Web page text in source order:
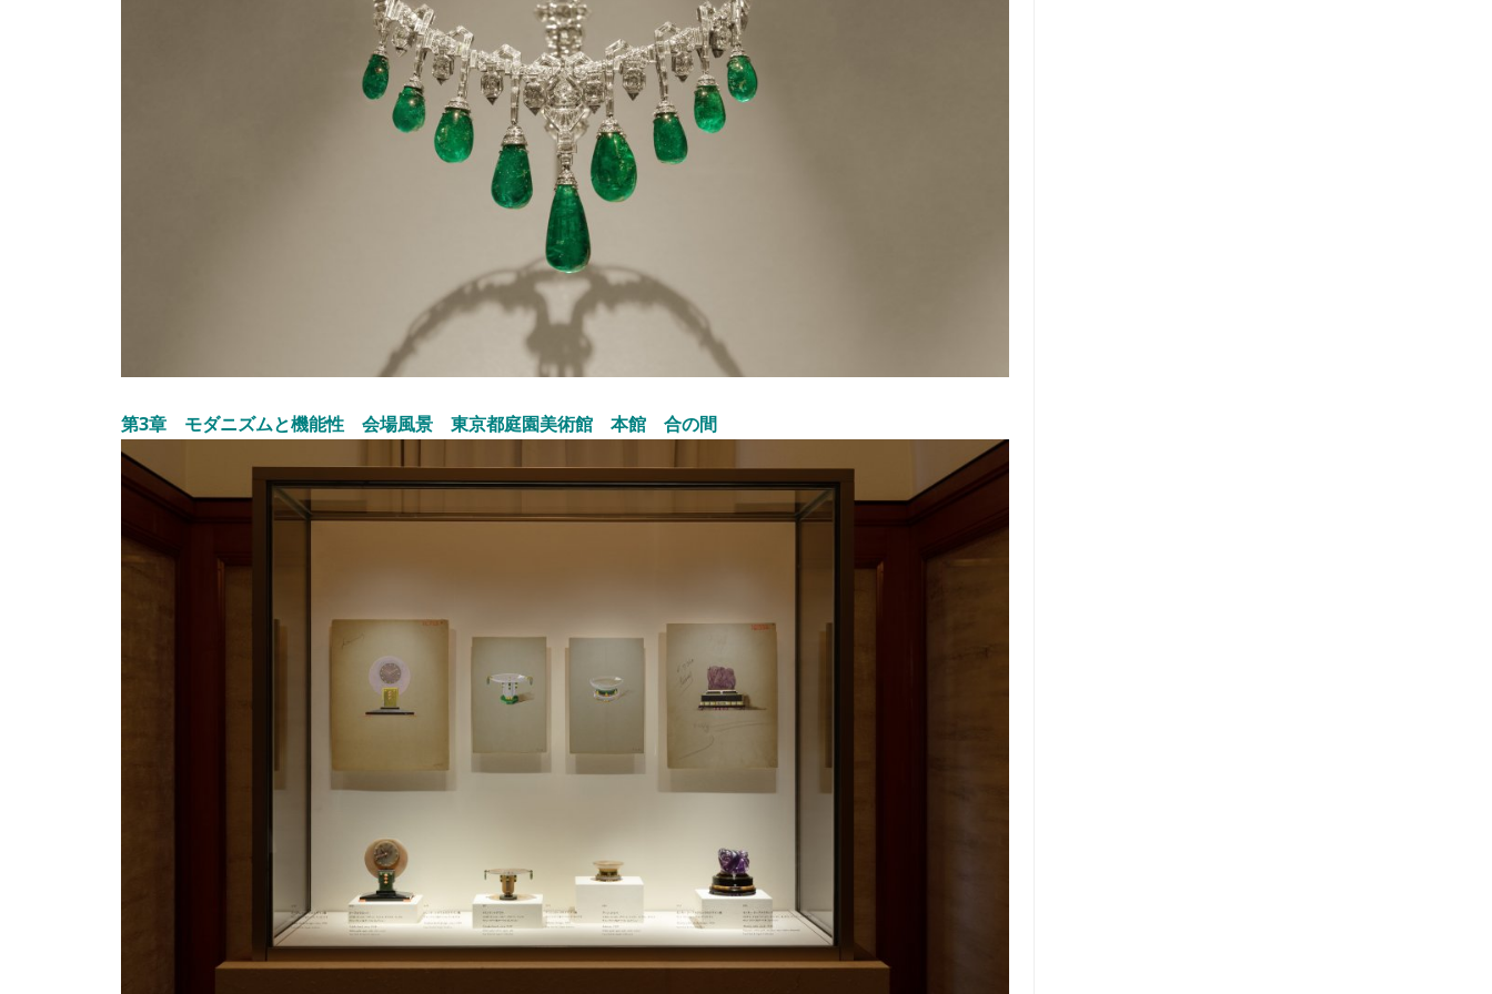
第3章 モダニズムと機能性 会場風景 東京都庭園美術館 本館 合の間